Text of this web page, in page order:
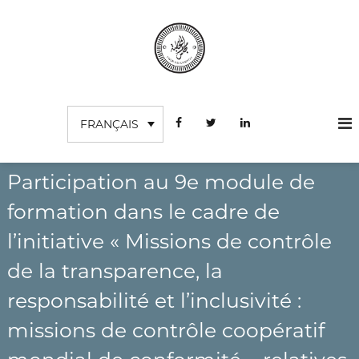
o
u
r
d
e
s
c
o
p
t
s
i
t
o
S
p
r
e
FRANÇAIS
Participation au 9e module de
formation dans le cadre de
l’initiative « Missions de contrôle
de la transparence, la
responsabilité et l’inclusivité :
missions de contrôle coopératif